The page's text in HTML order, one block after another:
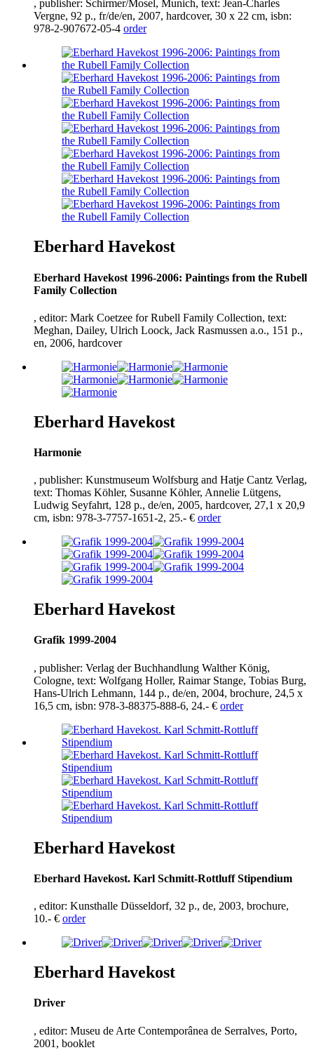
, publisher: Schirmer/Mosel, Munich, text: Jean-Charles
Vergne, 92 p., fr/de/en, 2007, hardcover, 30 x 22 cm, isbn:
978-2-907672-05-4 order
Eberhard Havekost
Eberhard Havekost 1996-2006: Paintings from the Rubell
Family Collection
, editor: Mark Coetzee for Rubell Family Collection, text:
Meghan, Dailey, Ulrich Loock, Jack Rasmussen a.o., 151 p.,
en, 2006, hardcover
Eberhard Havekost
Harmonie
, publisher: Kunstmuseum Wolfsburg and Hatje Cantz Verlag,
text: Thomas Köhler, Susanne Köhler, Annelie Lütgens,
Ludwig Seyfahrt, 128 p., de/en, 2005, hardcover, 27,1 x 20,9
cm, isbn: 978-3-7757-1651-2, 25.- € order
Eberhard Havekost
Grafik 1999-2004
, publisher: Verlag der Buchhandlung Walther König,
Cologne, text: Wolfgang Holler, Raimar Stange, Tobias Burg,
Hans-Ulrich Lehmann, 144 p., de/en, 2004, brochure, 24,5 x
16,5 cm, isbn: 978-3-88375-888-6, 24.- € order
Eberhard Havekost
Eberhard Havekost. Karl Schmitt-Rottluff Stipendium
, editor: Kunsthalle Düsseldorf, 32 p., de, 2003, brochure,
10.- € order
Eberhard Havekost
Driver
, editor: Museu de Arte Contemporânea de Serralves, Porto,
2001 , booklet